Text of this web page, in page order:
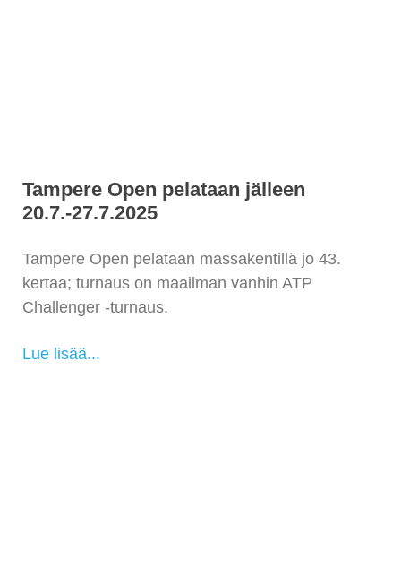
Tampere Open pelataan jälleen
20.7.-27.7.2025
Tampere Open pelataan massakentillä jo 43.
kertaa; turnaus on maailman vanhin ATP
Challenger -turnaus.
Lue lisää...